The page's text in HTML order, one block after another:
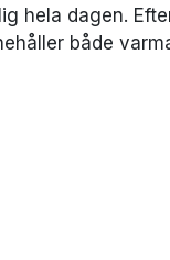
hela dagen.
både